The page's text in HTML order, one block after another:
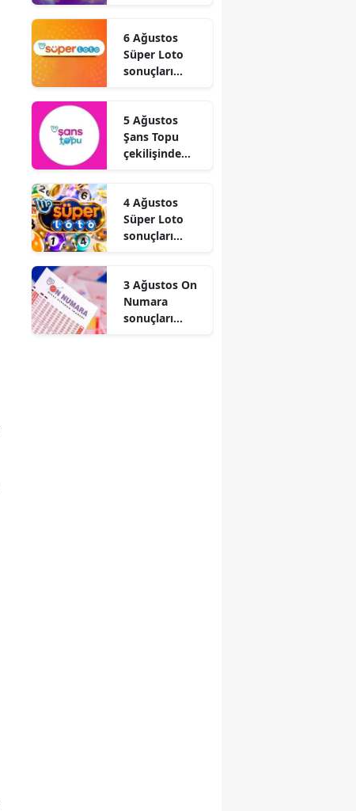
Oldu
6 Ağustos
Süper Loto
sonuçları
numaralar
5 Ağustos
Şans Topu
çekilişinde
çıktı? İşte tam
sonuç listesi
4 Ağustos
Süper Loto
sonuçları
numaralar
3 Ağustos On
Numara
sonuçları